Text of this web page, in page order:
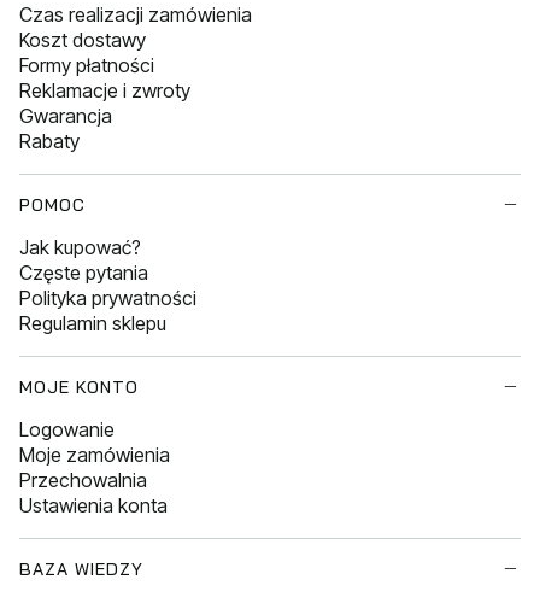
Czas realizacji zamówienia
Koszt dostawy
Formy płatności
Reklamacje i zwroty
Gwarancja
Rabaty
POMOC
Jak kupować?
Częste pytania
Polityka prywatności
Regulamin sklepu
MOJE KONTO
Logowanie
Moje zamówienia
Przechowalnia
Ustawienia konta
BAZA WIEDZY